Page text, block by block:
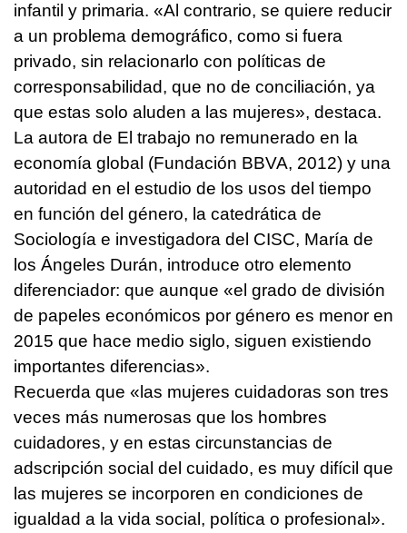
infantil y primaria. «Al contrario, se quiere reducir
a un problema demográfico, como si fuera
privado, sin relacionarlo con políticas de
corresponsabilidad, que no de conciliación, ya
que estas solo aluden a las mujeres», destaca.
La autora de El trabajo no remunerado en la
economía global (Fundación BBVA, 2012) y una
autoridad en el estudio de los usos del tiempo
en función del género, la catedrática de
Sociología e investigadora del CISC, María de
los Ángeles Durán, introduce otro elemento
diferenciador: que aunque «el grado de división
de papeles económicos por género es menor en
2015 que hace medio siglo, siguen existiendo
importantes diferencias».
Recuerda que «las mujeres cuidadoras son tres
veces más numerosas que los hombres
cuidadores, y en estas circunstancias de
adscripción social del cuidado, es muy difícil que
las mujeres se incorporen en condiciones de
igualdad a la vida social, política o profesional».